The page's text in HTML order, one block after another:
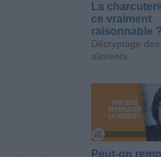
La
ce vraiment
raisonnable ?
Décryptage des
aliments
Peut-on